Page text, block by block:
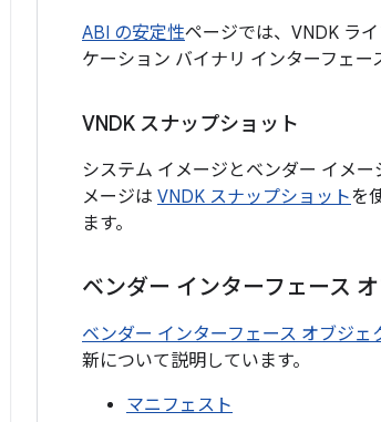
ABI の安定性ページでは、VNDK ラ
ケーション バイナリ インターフェー
VNDK スナップショット
システム イメージとベンダー イメ
メージは VNDK スナップショットを
ます。
ベンダー インターフェース
ベンダー インターフェース オブジェ
新について説明しています。
マニフェスト